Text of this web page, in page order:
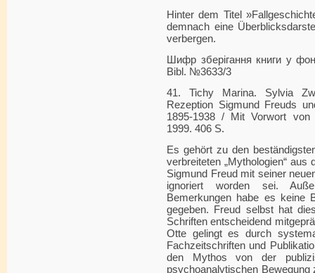
Hinter dem Titel
demnach eine
verbergen.
Шифр зберігання книги у
Bibl. №3633/3
41. Tichy Marina. Sylvia
Rezeption Sigmund Freuds
1895-1938 / Mit Vorwort von
1999. 406 S.
Es gehört zu den
verbreiteten „Mythologien“
Sigmund Freud mit seiner
ignoriert worden sei.
Bemerkungen habe es keine
gegeben. Freud selbst hat
Schriften entscheidend
Otte gelingt es durch
Fachzeitschriften und
den Mythos von der
psychoanalytischen Bewegung